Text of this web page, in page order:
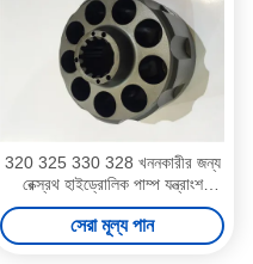
320 325 330 328 খননকারীর জন্য
রেক্স্রথ হাইড্রোলিক পাম্প যন্ত্রাংশ
পুনর্নির্মাণ
সেরা মূল্য পান